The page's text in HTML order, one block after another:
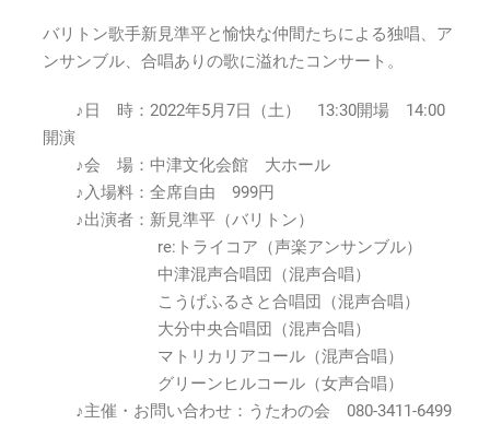
バリトン歌手新見準平と愉快な仲間たちによる独唱、ア
ンサンブル、合唱ありの歌に溢れたコンサート。
♪日 時：2022年5月7日（土） 13:30開場 14:00
開演
♪会 場：中津文化会館 大ホール
♪入場料：全席自由 999円
♪出演者：新見準平（バリトン）
re:トライコア（声楽アンサンブル）
中津混声合唱団（混声合唱）
こうげふるさと合唱団（混声合唱）
大分中央合唱団（混声合唱）
マトリカリアコール（混声合唱）
グリーンヒルコール（女声合唱）
♪主催・お問い合わせ：うたわの会 080-3411-6499